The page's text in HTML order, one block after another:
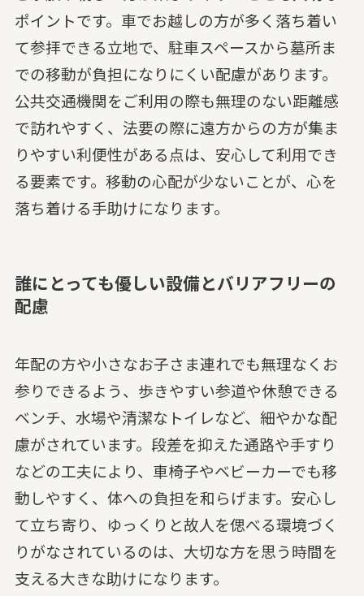
ポイントです。車でお越しの方が多く落ち着い
て参拝できる立地で、駐車スペースから墓所ま
での移動が負担になりにくい配慮があります。
公共交通機関をご利用の際も無理のない距離感
で訪れやすく、法要の際に遠方からの方が集ま
りやすい利便性がある点は、安心して利用でき
る要素です。移動の心配が少ないことが、心を
落ち着ける手助けになります。
誰にとっても優しい設備とバリアフリーの
配慮
年配の方や小さなお子さま連れでも無理なくお
参りできるよう、歩きやすい参道や休憩できる
ベンチ、水場や清潔なトイレなど、細やかな配
慮がされています。段差を抑えた通路や手すり
などの工夫により、車椅子やベビーカーでも移
動しやすく、体への負担を和らげます。安心し
て立ち寄り、ゆっくりと故人を偲べる環境づく
りがなされているのは、大切な方を思う時間を
支える大きな助けになります。